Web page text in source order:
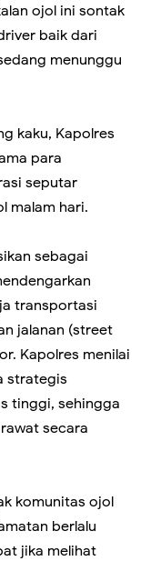
ojol ini sontak
baik dari
menunggu
kaku, Kapolres
para
seputar
malam hari.
sebagai
transportasi
jalanan (street
Kapolres menilai
strategis
tinggi, sehingga
secara
komunitas ojol
berlalu
jika melihat